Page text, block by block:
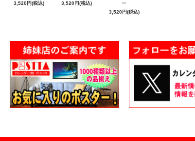
3,520円(税込)
3,520円(税込)
ー
3,520円(税込)